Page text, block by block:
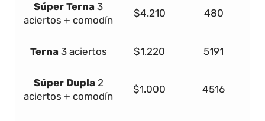
Súper Terna 3
aciertos + comodín
$4.210 480
Terna 3 aciertos $1.220 5191
Súper Dupla 2
aciertos + comodín
$1.000 4516